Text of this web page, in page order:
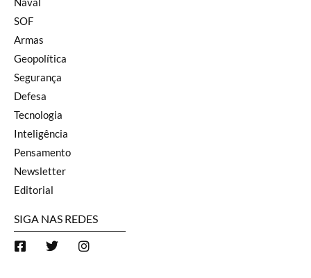
SOF
Armas
Geopolítica
Segurança
Defesa
Tecnologia
Inteligência
Pensamento
Newsletter
Editorial
SIGA NAS REDES